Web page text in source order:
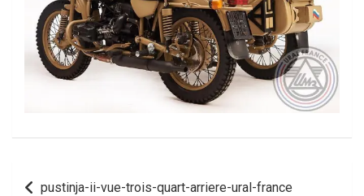
Navigation
pustinja-ii-vue-trois-quart-arriere-ural-france